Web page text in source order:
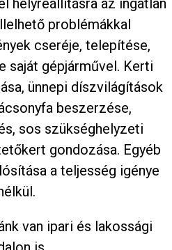
problémákkal
cseréje, telepítése,
saját gépjárművel. Kerti
ünnepi díszvilágítások
beszerzése,
sos szükséghelyzeti
gondozása. Egyéb
a teljesség igénye
van ipari és lakossági